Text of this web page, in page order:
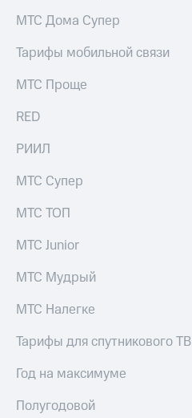
МТС Дома Супер
Тарифы мобильной связи
МТС Проще
RED
РИИЛ
МТС Супер
МТС ТОП
МТС Junior
МТС Мудрый
МТС Налегке
Тарифы для спутникового ТВ
Год на максимуме
Полугодовой